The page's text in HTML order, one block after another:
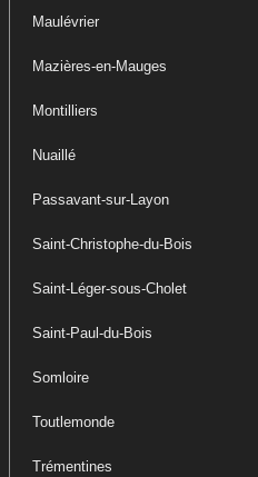
Maulévrier
Mazières-en-Mauges
Montilliers
Nuaillé
Passavant-sur-Layon
Saint-Christophe-du-Bois
Saint-Léger-sous-Cholet
Saint-Paul-du-Bois
Somloire
Toutlemonde
Trémentines